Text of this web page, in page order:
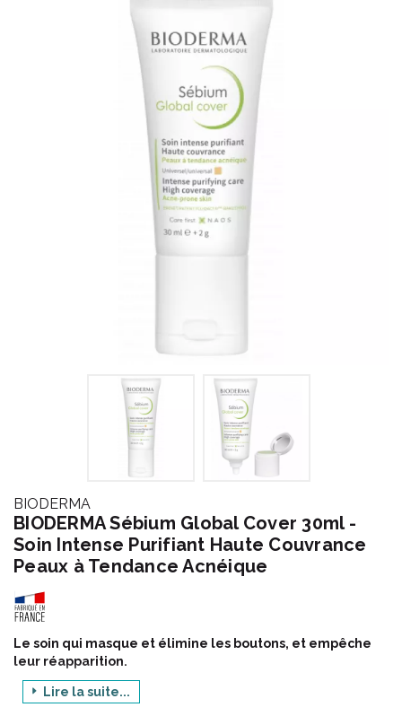
BIODERMA
BIODERMA Sébium Global Cover 30ml -
Soin Intense Purifiant Haute Couvrance
Peaux à Tendance Acnéique
Le soin qui masque et élimine les boutons, et empêche
leur réapparition.
Tous les produits du Laboratoire BIODERMA sont formulés
selon le principe d' écobiologie qui est au cœur de la
Lire la suite...